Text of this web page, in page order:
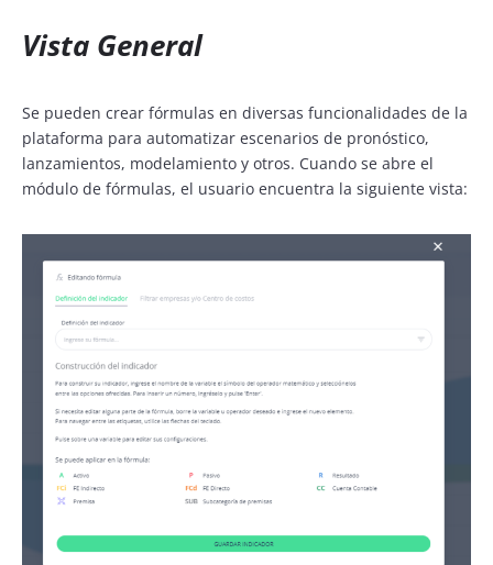
Vista General
Se pueden crear fórmulas en diversas funcionalidades de la
plataforma para automatizar escenarios de pronóstico,
lanzamientos, modelamiento y otros. Cuando se abre el
módulo de fórmulas, el usuario encuentra la siguiente vista: